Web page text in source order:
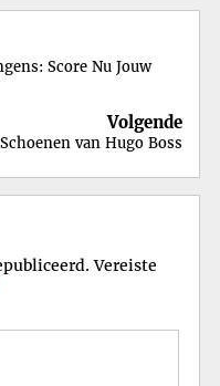
Score Nu Jouw
Volgende
van Hugo Boss
Vereiste